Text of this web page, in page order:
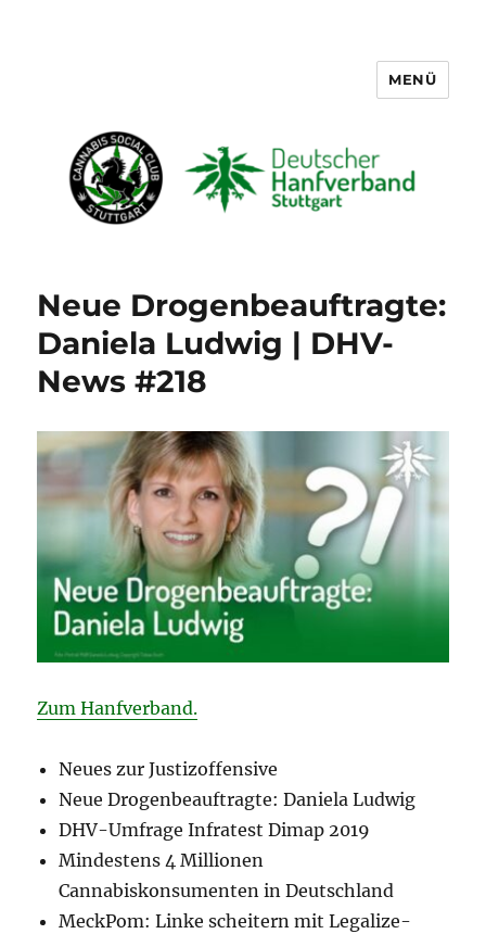
Cannabis Social Club Stuttgart
MENÜ
Neue Drogenbeauftragte:
Daniela Ludwig | DHV-
News #218
Zum Hanfverband.
Neues zur Justizoffensive
Neue Drogenbeauftragte: Daniela Ludwig
DHV-Umfrage Infratest Dimap 2019
Mindestens 4 Millionen
Cannabiskonsumenten in Deutschland
MeckPom: Linke scheitern mit Legalize-